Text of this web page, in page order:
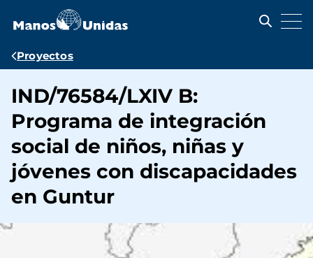
contenido
Ruta
navegación
Proyectos
IND/76584/LXIV B:
Programa de integración
social de niños, niñas y
jóvenes con discapacidades
en Guntur